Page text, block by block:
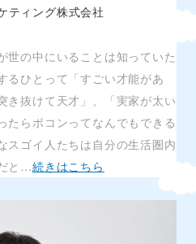
ティング株式会社
世の中にいることは知っていた
るひとって「すごい才能があ
き抜けて天才」、「実家が太い
たらポコンってなんでもできる
スゴイ人たちは自分の生活圏内
と…続きはこちら